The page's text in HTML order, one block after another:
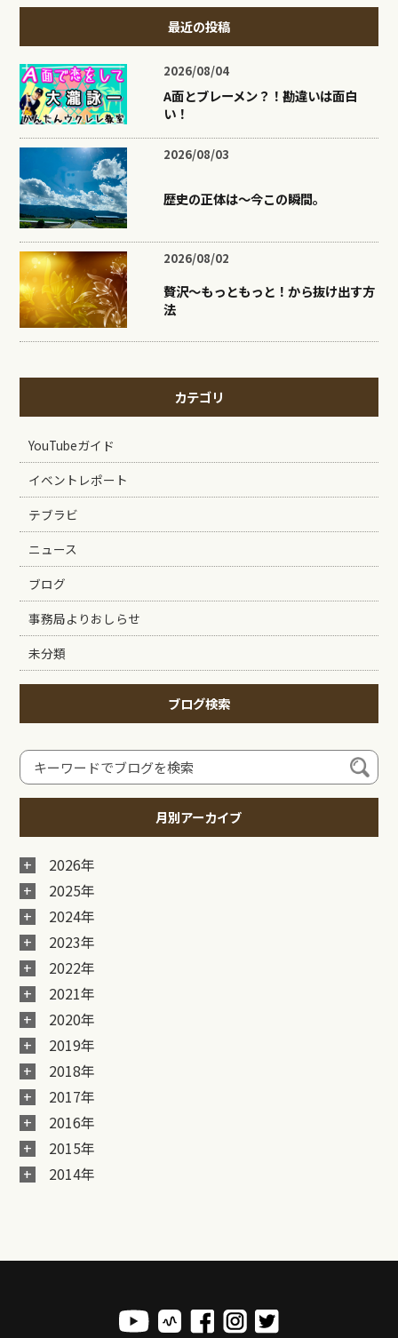
最近の投稿
2026/08/04
A面とブレーメン？！勘違いは面白
い！
2026/08/03
歴史の正体は〜今この瞬間。
2026/08/02
贅沢〜もっともっと！から抜け出す方
法
カテゴリ
YouTubeガイド
イベントレポート
テブラビ
ニュース
ブログ
事務局よりおしらせ
未分類
ブログ検索
月別アーカイブ
2026年
2025年
2024年
2023年
2022年
2021年
2020年
2019年
2018年
2017年
2016年
2015年
2014年